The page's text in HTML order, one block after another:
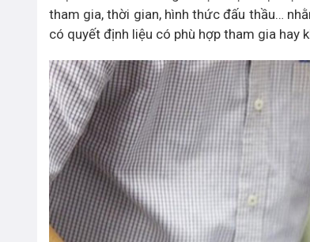
tham gia, thời gian, hình thức đấu thầu…
có quyết định liệu có phù hợp tham gia hay